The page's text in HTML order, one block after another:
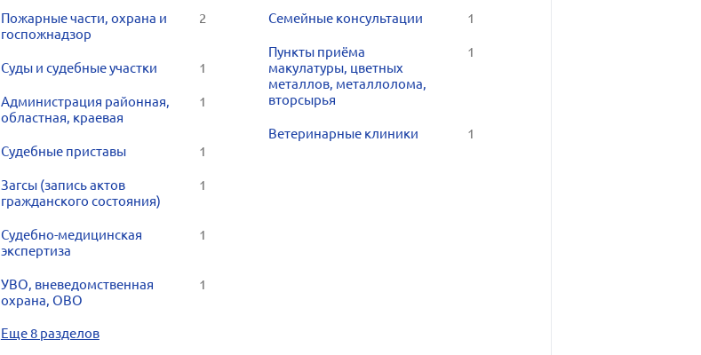
Пожарные части, охрана и
госпожнадзор
2
Суды и судебные участки 1
Администрация районная,
областная, краевая
1
Судебные приставы 1
Загсы (запись актов
гражданского состояния)
1
Судебно-медицинская
экспертиза
1
УВО, вневедомственная
охрана, ОВО
1
Еще 8 разделов
Семейные консультации 1
Пункты приёма
макулатуры, цветных
металлов, металлолома,
вторсырья
1
Ветеринарные клиники 1